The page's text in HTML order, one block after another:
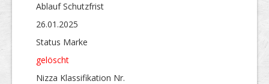
Ablauf Schutzfrist
26.01.2025
Status Marke
gelöscht
Nizza Klassifikation Nr.